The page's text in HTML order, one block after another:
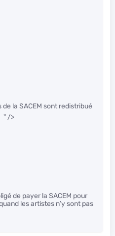
la SACEM sont redistribué
" />
de payer la SACEM pour
les artistes n’y sont pas